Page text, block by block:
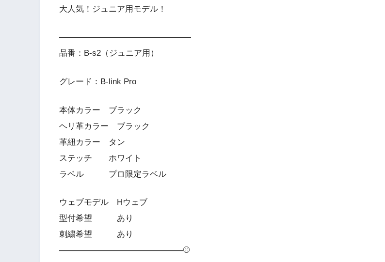
大人気！ジュニア用モデル！
————————————————
品番：B-s2（ジュニア用）
グレード：B-link Pro
本体カラー ブラック
ヘリ革カラー ブラック
革紐カラー タン
ステッチ ホワイト
ラベル プロ限定ラベル
ウェブモデル Hウェブ
型付希望 あり
刺繍希望 あり
———————————————⚾️